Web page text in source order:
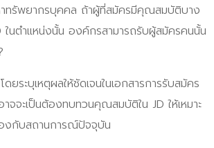
าทรัพยากรบุคคล ถ้าผู้ที่สมัครมีคุณสมบัติบาง
ในตำแหน่งนั้น องค์กรสามารถรับผู้สมัครคนนั้น
ยระบุเหตุผลให้ชัดเจนในเอกสารการรับสมัคร
จจะเป็นต้องทบทวนคุณสมบัติใน JD ให้เหมาะ
งกับสถานการณ์ปัจจุบัน